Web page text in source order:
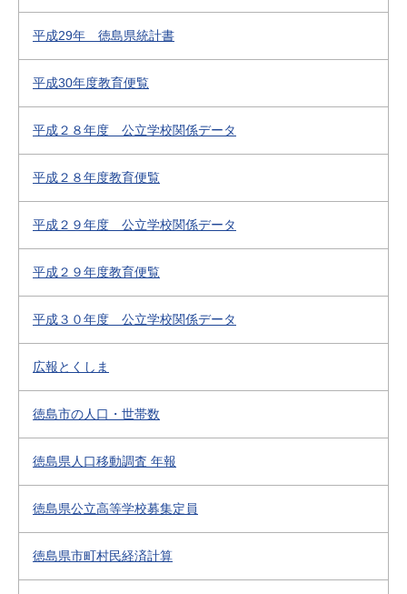
平成29年 徳島県統計書
平成30年度教育便覧
平成２８年度 公立学校関係データ
平成２８年度教育便覧
平成２９年度 公立学校関係データ
平成２９年度教育便覧
平成３０年度 公立学校関係データ
広報とくしま
徳島市の人口・世帯数
徳島県人口移動調査 年報
徳島県公立高等学校募集定員
徳島県市町村民経済計算